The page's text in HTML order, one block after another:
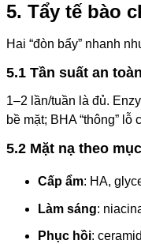
5. Tẩy tế bào
Hai “đòn bẩy” nhanh
5.1 Tần suất an toàn
1–2 lần/tuần là đủ.
bề mặt; BHA “thông”
5.2 Mặt nạ theo
Cấp ẩm: HA,
Làm sáng:
Phục hồi: